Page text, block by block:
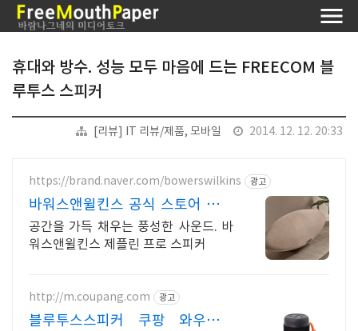
휴대와 방수. 성능 모두 마음에 드는 FREECOM 블
루투스 스피커
[리뷰] IT 리뷰/제품, 모바일 2014. 12. 12. 20:33
https://brand.naver.com/bowerswilkins 광고
바워스앤윌킨스 공식 스토어 하이
엔드 명품 오디오
공간을 가득 채우는 풍성한 사운드. 바
워스앤윌킨스 제플린 프로 스피커
http://m.coupang.com 광고
블루투스스피커 쿠팡 와우회원